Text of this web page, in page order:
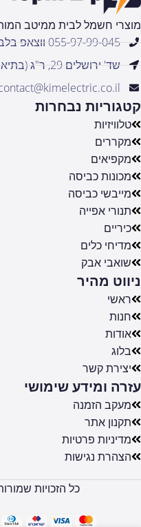
מוצרי חשמל לבית ממיטב
055-97-99-045 ווצאפ בלבד
שד' ירושלים 29, ר"ג (בתיאום מראש) ישראל
קטגוריות נבחרות
טלוויזיות
מקררים
מקפיאים
מכונות כביסה
מייבשי כביסה
תנורי אפייה
כיריים
מדיחי כלים
שואבי אבק
ניווט מהיר
ראשי
חנות
אודות
בלוג
יצירת קשר
עזרה ומידע שימושי
מעקב הזמנה
תקנון אתר
מדיניות פרטיות
הצהרת נגישות
כל הזכויות